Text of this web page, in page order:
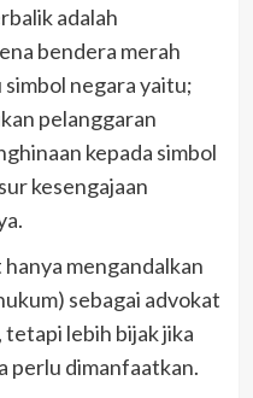
adalah
bendera merah
negara yaitu;
pelanggaran
kepada simbol
kesengajaan
mengandalkan
sebagai advokat
lebih bijak jika
perlu dimanfaatkan.